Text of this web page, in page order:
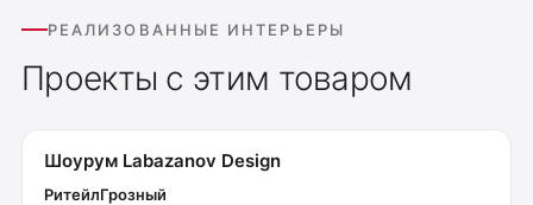
РЕАЛИЗОВАННЫЕ ИНТЕРЬЕРЫ
Проекты с этим товаром
Шоурум Labazanov Design
РитейлГрозный